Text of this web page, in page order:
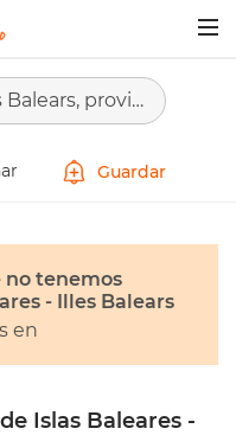
Islas Baleares - Illes Balears, provincia
Guardar
no tenemos
- Illes Balears
en
Islas Baleares -